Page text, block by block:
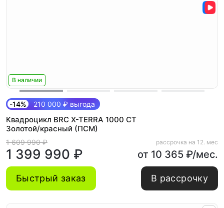
В наличии
-14% 210 000 ₽ выгода
Квадроцикл BRC X-TERRA 1000 CT
Золотой/красный (ПСМ)
1 609 990 ₽
1 399 990 ₽
рассрочка на 12. мес
от 10 365 ₽/мес.
Быстрый заказ В рассрочку